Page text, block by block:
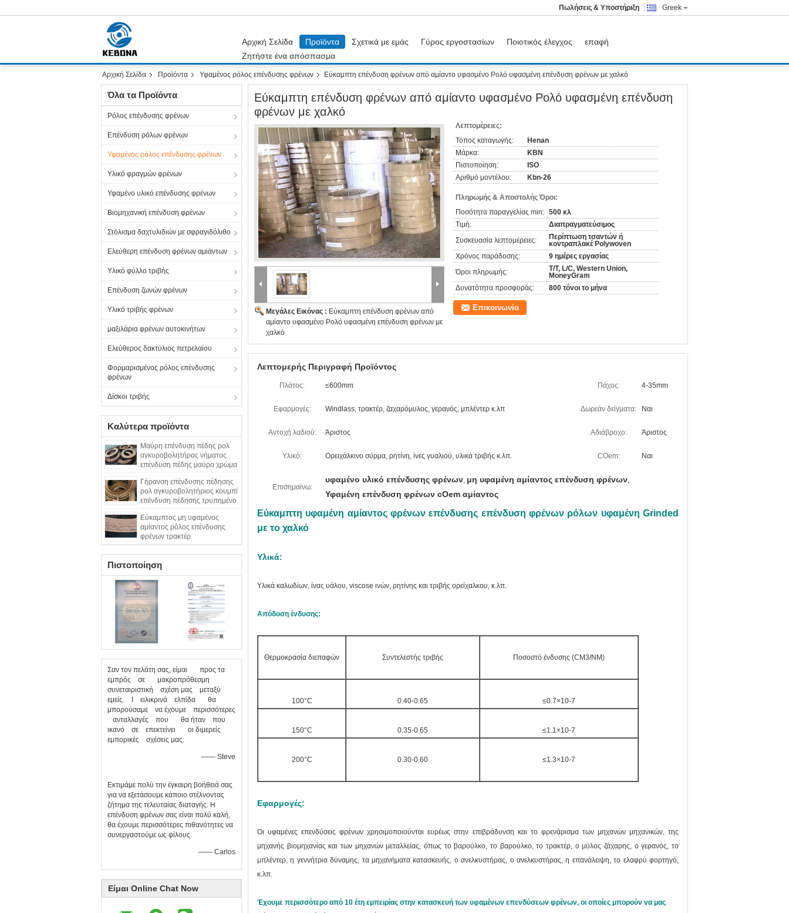
Greek
Πωλήσεις & Υποστήριξη
Αρχική Σελίδα Προϊόντα Σχετικά με εμάς Γύρος εργοστασίων Ποιοτικός έλεγχος
επαφή
Ζητήστε ένα απόσπασμα
Αρχική Σελίδα Προϊόντα Υφαμένος ρόλος επένδυσης φρένων Εύκαμπτη επένδυση φρένων από αμίαντο υφασμένο Ρολό υφασμένη επένδυση φρένων με χαλκό
Όλα τα Προϊόντα
Ρόλος επένδυσης φρένων
Επένδυση ρόλων φρένων
Υφαμένος ρόλος επένδυσης φρένων
Υλικό φραγμών φρένων
Υφαμένο υλικό επένδυσης φρένων
Βιομηχανική επένδυση φρένων
Στόλισμα δαχτυλιδιών με σφραγιδόλιθο
Ελεύθερη επένδυση φρένων αμιάντων
Υλικό φύλλο τριβής
Επένδυση ζωνών φρένων
Υλικό τριβής φρένων
μαξιλάρια φρένων αυτοκινήτων
Ελεύθερος δακτύλιος πετρελαίου
Φορμαρισμένος ρόλος επένδυσης
φρένων
Δίσκοι τριβής
Καλύτερα προϊόντα
Μαύρη επένδυση πέδης ρολ
αγκυροβολητήρας νήματος
επένδυση πέδης μαύρο χρώμα
Γήρανση επένδυσης πέδησης
ρολ αγκυροβολητήριος κουμπί
επένδυση πέδησης τρυπημένο
Εύκαμπτος μη υφαμένος
αμίαντος ρόλος επένδυσης
φρένων τρακτέρ
Πιστοποίηση
Σαν τον πελάτη σας, είμαι προς τα
εμπρός σε μακροπρόθεσμη
συνεταιριστική σχέση μας μεταξύ
εμείς. Ι ειλικρινά ελπίδα θα
μπορούσαμε να έχουμε περισσότερες
ανταλλαγές που θα ήταν που
ικανό σε επεκτείνει οι διμερείς
εμπορικές σχέσεις μας.
—— Steve
Εκτιμάμε πολύ την έγκαιρη βοήθειά σας
για να εξετάσουμε κάποιο στέλνοντας
ζήτημα της τελευταίας διαταγής. Η
επένδυση φρένων σας είναι πολύ καλή,
θα έχουμε περισσότερες πιθανότητες να
συνεργαστούμε ως φίλους.
—— Carlos
Είμαι Online Chat Now
Εύκαμπτη επένδυση φρένων από αμίαντο υφασμένο Ρολό υφασμένη επένδυση
φρένων με χαλκό
Μεγάλες Εικόνας : Εύκαμπτη επένδυση φρένων από
αμίαντο υφασμένο Ρολό υφασμένη επένδυση φρένων με
χαλκό
Λεπτομέρειες:
Τόπος καταγωγής:
Henan
Μάρκα:
KBN
Πιστοποίηση:
ISO
Αριθμό μοντέλου:
Kbn-26
Πληρωμής & Αποστολής Όροι:
Ποσότητα παραγγελίας min: 500 κλ
Τιμή:
Διαπραγματεύσιμος
Συσκευασία λεπτομέρειες:
Περίπτωση τσαντών ή
κοντραπλακέ Polywoven
Χρόνος παράδοσης:
9 ημέρες εργασίας
Όροι πληρωμής:
T/T, L/C, Western Union,
MoneyGram
Δυνατότητα προσφοράς:
800 τόνοι το μήνα
Επικοινωνία
Λεπτομερής Περιγραφή Προϊόντος
Πλάτος: ≤600mm Πάχος: 4-35mm
Εφαρμογές: Windlass, τρακτέρ, ζαχαρόμυλος, γερανός, μπλέντερ κ.λπ Δωρεάν δείγματα: Ναι
Αντοχή λαδιού: Άριστος Αδιάβροχο: Άριστος
Υλικό: Ορειχάλκινο σύρμα, ρητίνη, ίνες γυαλιού, υλικά τριβής κ.λπ. COem: Ναι
Επισημαίνω:
υφαμένο υλικό επένδυσης φρένων, μη υφαμένη αμίαντος επένδυση φρένων,
Υφαμένη επένδυση φρένων cOem αμίαντος
Εύκαμπτη υφαμένη αμίαντος φρένων επένδυσης επένδυση φρένων ρόλων υφαμένη Grinded
με το χαλκό
Υλικά:
Υλικά καλωδίων, ίνας υάλου, viscose ινών, ρητίνης και τριβής ορείχαλκου, κ.λπ.
Απόδοση ένδυσης:
Θερμοκρασία διεπαφών Συντελεστής τριβής Ποσοστό ένδυσης (CM3/NM)
100°C 0.40-0.65 ≤0.7×10-7
150°C 0.35-0.65 ≤1.1×10-7
200°C 0.30-0.60 ≤1.3×10-7
Εφαρμογές:
Οι υφαμένες επενδύσεις φρένων χρησιμοποιούνται ευρέως στην επιβράδυνση και το φρενάρισμα των μηχανών μηχανικών, της
μηχανής βιομηχανίας και των μηχανών μεταλλείας, όπως το βαρούλκο, το βαρούλκο, το τρακτέρ, ο μύλος ζάχαρης, ο γερανός, το
μπλέντερ, η γεννήτρια δύναμης, τα μηχανήματα κατασκευής, ο ανελκυστήρας, ο ανελκυστήρας, η επανάλειψη, το ελαφρύ φορτηγό,
κ.λπ.
Έχουμε περισσότερο από 10 έτη εμπειρίας στην κατασκευή των υφαμένων επενδύσεων φρένων, οι οποίες μπορούν να μας